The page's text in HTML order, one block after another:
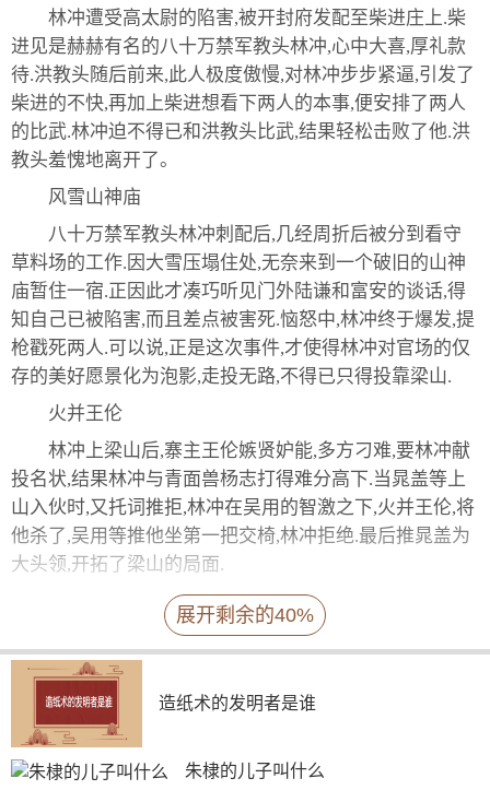
林冲遭受高太尉的陷害,被开封府发配至柴进庄上.柴
进见是赫赫有名的八十万禁军教头林冲,心中大喜,厚礼款
待.洪教头随后前来,此人极度傲慢,对林冲步步紧逼,引发了
柴进的不快,再加上柴进想看下两人的本事,便安排了两人
的比武.林冲迫不得已和洪教头比武,结果轻松击败了他.洪
教头羞愧地离开了。
风雪山神庙
八十万禁军教头林冲刺配后,几经周折后被分到看守
草料场的工作.因大雪压塌住处,无奈来到一个破旧的山神
庙暂住一宿.正因此才凑巧听见门外陆谦和富安的谈话,得
知自己已被陷害,而且差点被害死.恼怒中,林冲终于爆发,提
枪戳死两人.可以说,正是这次事件,才使得林冲对官场的仅
存的美好愿景化为泡影,走投无路,不得已只得投靠梁山.
火并王伦
林冲上梁山后,寨主王伦嫉贤妒能,多方刁难,要林冲献
投名状,结果林冲与青面兽杨志打得难分高下.当晁盖等上
山入伙时,又托词推拒,林冲在吴用的智激之下,火并王伦,将
他杀了,吴用等推他坐第一把交椅,林冲拒绝.最后推晁盖为
大头领,开拓了梁山的局面.
林冲棒打洪教头
柴进庄里有一武师，人称洪教头，很瞧不起林冲，想
和林冲比试一番。刚开始，林冲几番谦让，不想洪教头更
是嚣张，林冲只得与他比试起来。只几个回合，洪教头的
脚步就乱了。林冲把棒在地下一挑，直扫洪教头，只两
下，洪教头就扑的倒地了。洪教头为此羞得满脸通红。
展开剩余的40%
造纸术的发明者是谁
朱棣的儿子叫什么